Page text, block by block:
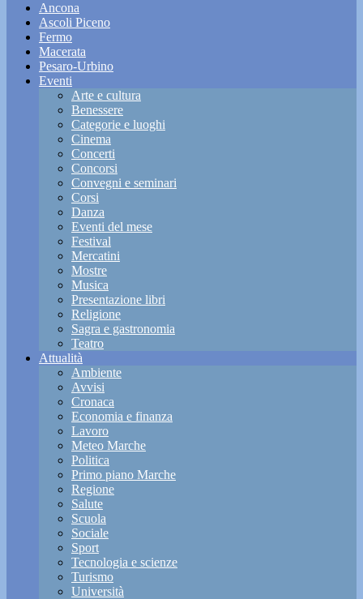
Ancona
Ascoli Piceno
Fermo
Macerata
Pesaro-Urbino
Eventi
Arte e cultura
Benessere
Categorie e luoghi
Cinema
Concerti
Concorsi
Convegni e seminari
Corsi
Danza
Eventi del mese
Festival
Mercatini
Mostre
Musica
Presentazione libri
Religione
Sagra e gastronomia
Teatro
Attualità
Ambiente
Avvisi
Cronaca
Economia e finanza
Lavoro
Meteo Marche
Politica
Primo piano Marche
Regione
Salute
Scuola
Sociale
Sport
Tecnologia e scienze
Turismo
Università